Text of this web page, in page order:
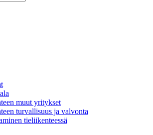
muut yritykset
turvallisuus ja valvonta
tieliikenteessä